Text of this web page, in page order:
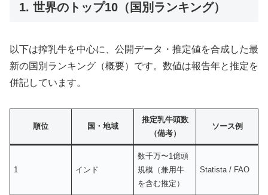
1. 世界のトップ10（国別ランキング）
以下は搾乳牛を中心に、公開データ・推定値を合成した最
新の国別ランキング（概要）です。数値は報告年と推定を
併記しています。
順位 国・地域
推定乳牛頭数
（備考）
ソース例
1 インド
数千万〜1億頭
規模（兼用牛
を含む推定）
Statista / FAO